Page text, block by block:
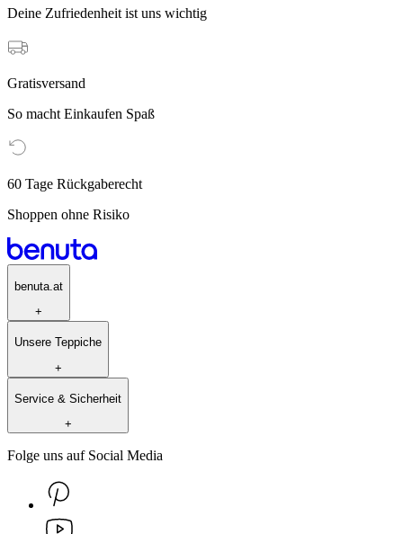
Deine Zufriedenheit ist uns wichtig
Gratisversand
So macht Einkaufen Spaß
60 Tage Rückgaberecht
Shoppen ohne Risiko
benuta.at
+
Unsere Teppiche
+
Service & Sicherheit
+
Folge uns auf Social Media